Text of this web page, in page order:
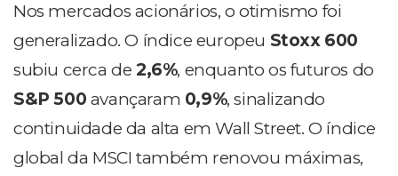
Nos mercados acionários, o otimismo foi
generalizado. O índice europeu Stoxx 600
subiu cerca de 2,6%, enquanto os futuros do
S&P 500 avançaram 0,9%, sinalizando
continuidade da alta em Wall Street. O índice
global da MSCI também renovou máximas,